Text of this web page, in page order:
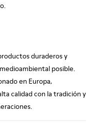
duraderos y
posible.
en Europa,
calidad con la tradición y